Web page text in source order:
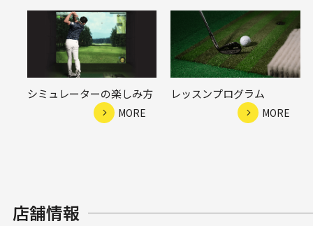
シミュレーターの楽しみ方
MORE
レッスンプログラム
MORE
店舗情報